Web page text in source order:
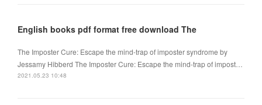
English books pdf format free download The
The Imposter Cure: Escape the mind-trap of imposter syndrome by
Jessamy Hibberd The Imposter Cure: Escape the mind-trap of impost…
2021.05.23 10:48